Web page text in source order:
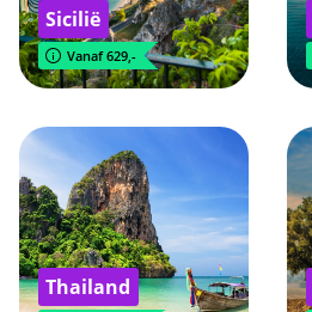
Sicilië
Vanaf 629,-
Thailand